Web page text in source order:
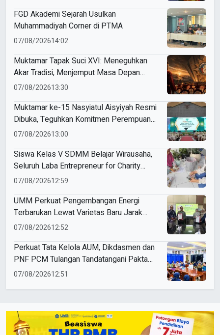
FGD Akademi Sejarah Usulkan
Muhammadiyah Corner di PTMA
07/08/202614:02
Muktamar Tapak Suci XVI: Meneguhkan
Akar Tradisi, Menjemput Masa Depan
Mendunia
07/08/202613:30
Muktamar ke-15 Nasyiatul Aisyiyah Resmi
Dibuka, Teguhkan Komitmen Perempuan
Muda Berkemajuan
07/08/202613:00
Siswa Kelas V SDMM Belajar Wirausaha,
Seluruh Laba Entrepreneur for Charity
Didonasikan
07/08/202612:59
UMM Perkuat Pengembangan Energi
Terbarukan Lewat Varietas Baru Jarak
Pagar JCUMM5
07/08/202612:52
Perkuat Tata Kelola AUM, Dikdasmen dan
PNF PCM Tulangan Tandatangani Pakta
Integritas
07/08/202612:51